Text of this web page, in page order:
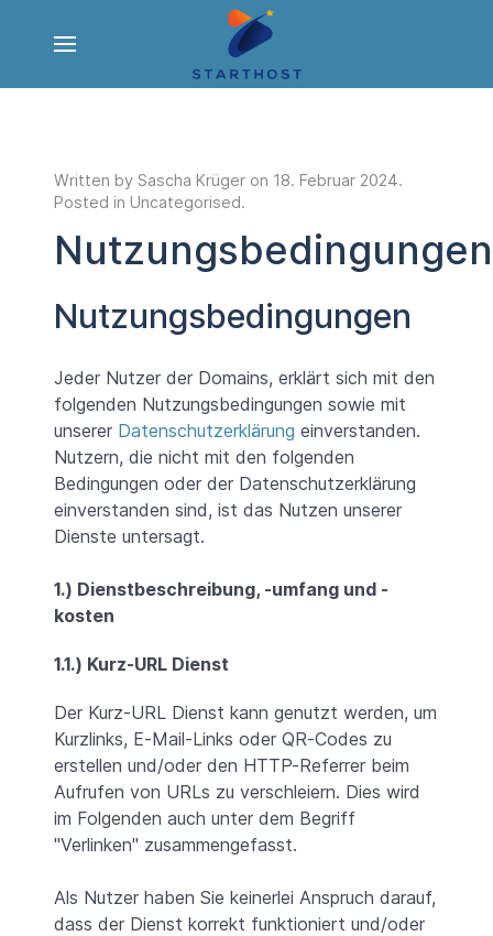
Written by Sascha Krüger on 18. Februar 2024.
Posted in Uncategorised.
Nutzungsbedingungen
Nutzungsbedingungen
Jeder Nutzer der Domains, erklärt sich mit den
folgenden Nutzungsbedingungen sowie mit
unserer Datenschutzerklärung einverstanden.
Nutzern, die nicht mit den folgenden
Bedingungen oder der Datenschutzerklärung
einverstanden sind, ist das Nutzen unserer
Dienste untersagt.
1.) Dienstbeschreibung, -umfang und -
kosten
1.1.) Kurz-URL Dienst
Der Kurz-URL Dienst kann genutzt werden, um
Kurzlinks, E-Mail-Links oder QR-Codes zu
erstellen und/oder den HTTP-Referrer beim
Aufrufen von URLs zu verschleiern. Dies wird
im Folgenden auch unter dem Begriff
"Verlinken" zusammengefasst.
Als Nutzer haben Sie keinerlei Anspruch darauf,
dass der Dienst korrekt funktioniert und/oder